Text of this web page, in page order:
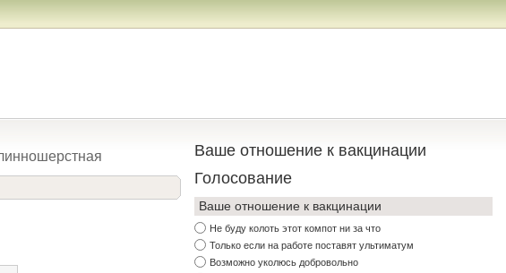
Ваше отношение к вакцинации
Голосование
Ваше отношение к вакцинации
Не буду колоть этот компот ни за что
Только если на работе поставят ультиматум
Возможно уколюсь добровольно